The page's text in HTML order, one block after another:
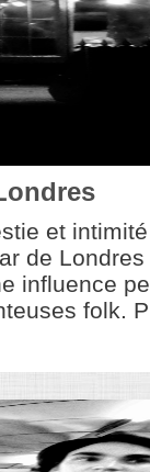
et
de
influence
folk.